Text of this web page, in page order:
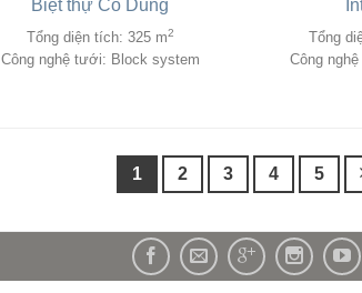
Biệt thự Cô Dung
Tổng diện tích: 325 m2
Công nghệ tưới: Block system
Tổng
Công
1 2 3 4 5